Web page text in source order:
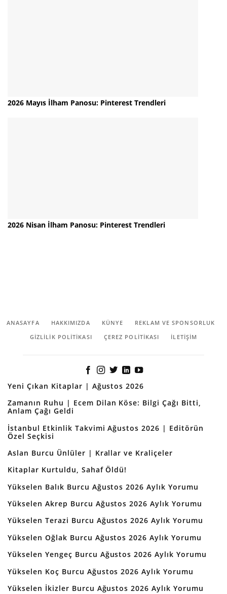
2026 Mayıs İlham Panosu: Pinterest Trendleri
2026 Nisan İlham Panosu: Pinterest Trendleri
ANASAYFA HAKKIMIZDA KÜNYE
REKLAM VE SPONSORLUK
GIZLILIK POLITIKASI
ÇEREZ POLITIKASI İLETİŞİM
Yeni Çıkan Kitaplar | Ağustos 2026
Zamanın Ruhu | Ecem Dilan Köse: Bilgi Çağı Bitti,
Anlam Çağı Geldi
İstanbul Etkinlik Takvimi Ağustos 2026 | Editörün
Özel Seçkisi
Aslan Burcu Ünlüler | Krallar ve Kraliçeler
Kitaplar Kurtuldu, Sahaf Öldü!
Yükselen Balık Burcu Ağustos 2026 Aylık Yorumu
Yükselen Akrep Burcu Ağustos 2026 Aylık Yorumu
Yükselen Terazi Burcu Ağustos 2026 Aylık Yorumu
Yükselen Oğlak Burcu Ağustos 2026 Aylık Yorumu
Yükselen Yengeç Burcu Ağustos 2026 Aylık Yorumu
Yükselen Koç Burcu Ağustos 2026 Aylık Yorumu
Yükselen İkizler Burcu Ağustos 2026 Aylık Yorumu